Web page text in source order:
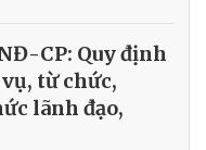
CP: Quy định
từ chức,
lãnh đạo,